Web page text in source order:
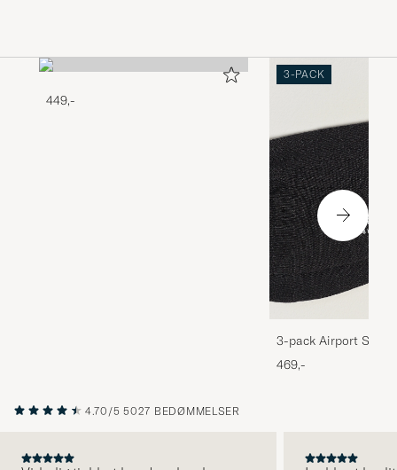
449,-
3-PACK
3-pack Airport
Melange
469,-
4.70/5 5027 BEDØMMELSER